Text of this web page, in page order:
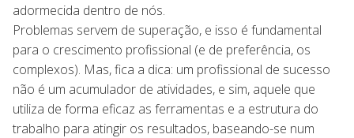
adormecida dentro de nós.
Problemas servem de superação, e isso é fundamental
para o crescimento profissional (e de preferência, os
complexos). Mas, fica a dica: um profissional de sucesso
não é um acumulador de atividades, e sim, aquele que
utiliza de forma eficaz as ferramentas e a estrutura do
trabalho para atingir os resultados, baseando-se num